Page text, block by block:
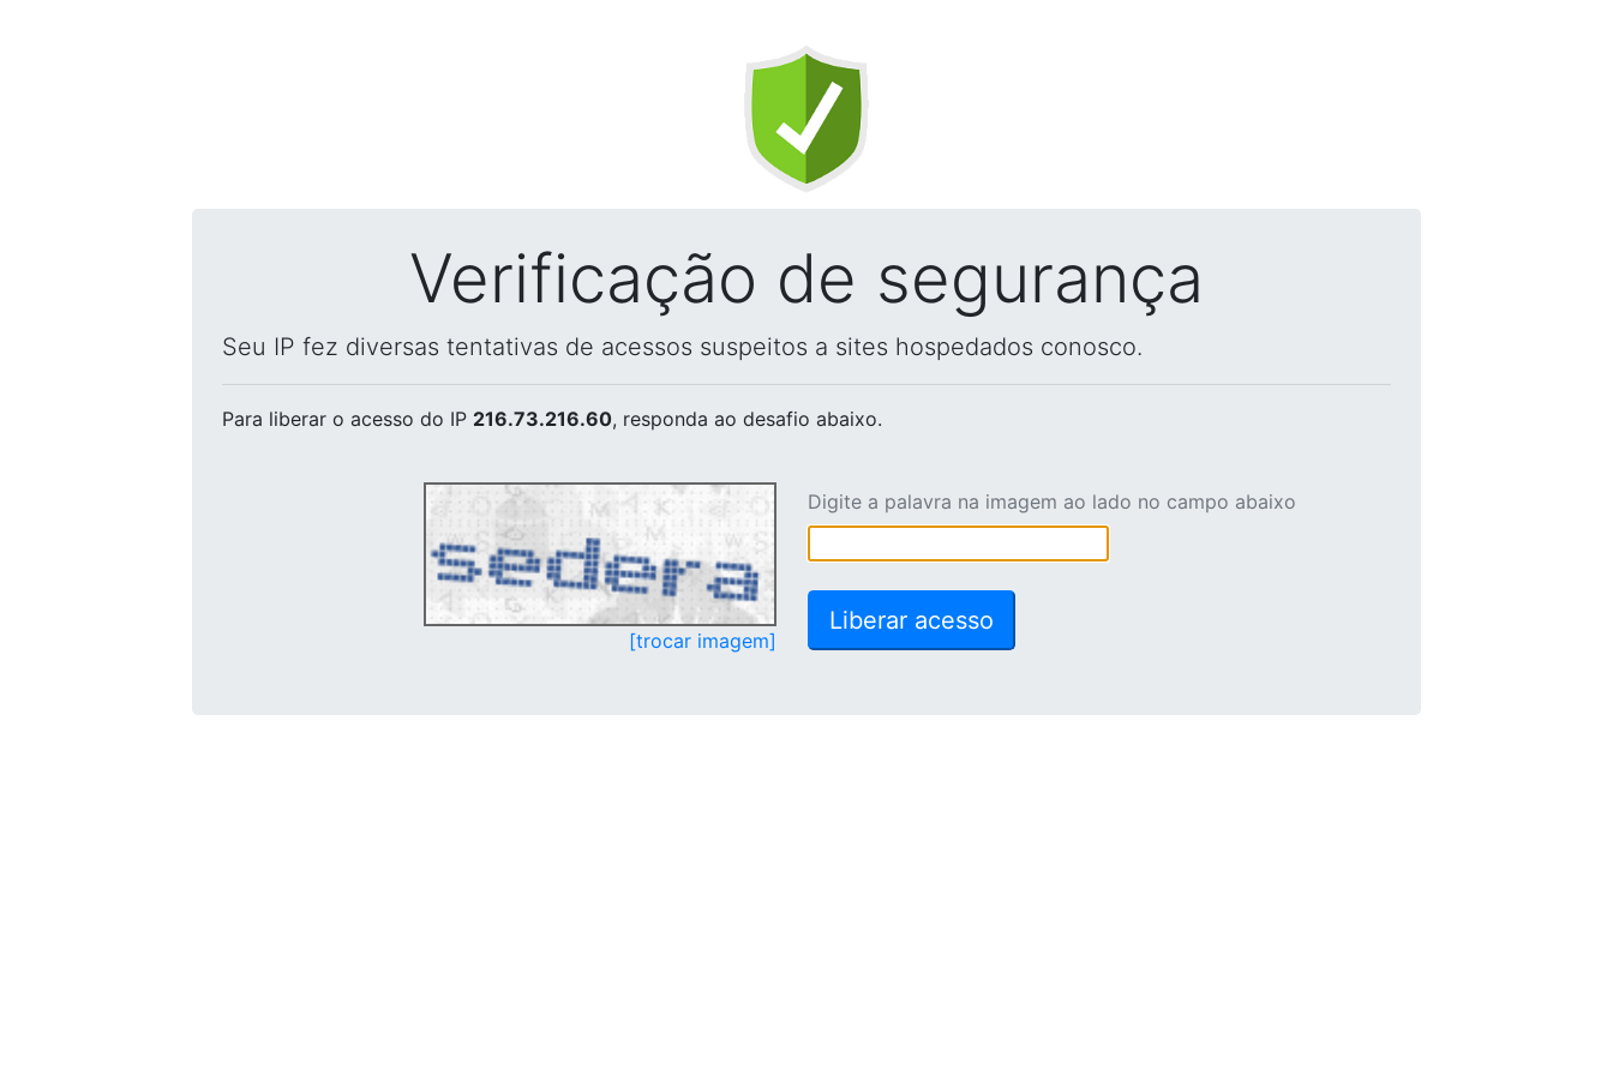
Verificação de segurança
Seu IP fez diversas tentativas de acessos suspeitos a sites hospedados conosco.
Para liberar o acesso do IP 216.73.216.60, responda ao desafio abaixo.
[trocar imagem]
Digite a palavra na imagem ao lado no campo abaixo